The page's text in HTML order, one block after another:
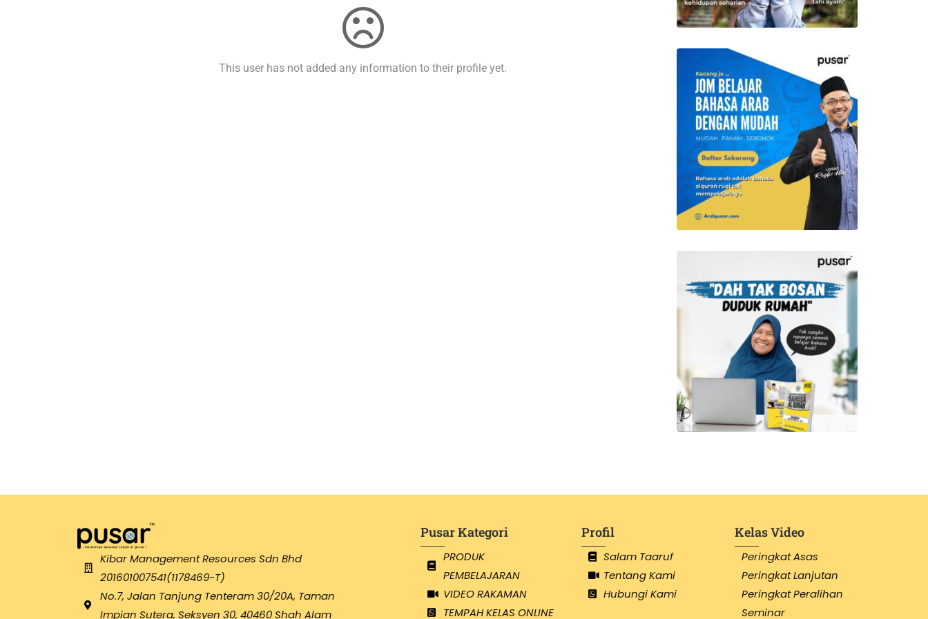
This user has not added any information to their profile yet.
Kibar Management Resources Sdn Bhd
201601007541(1178469-T)
No.7, Jalan Tanjung Tenteram 30/20A, Taman
Impian Sutera, Seksyen 30, 40460 Shah Alam
Pusar Kategori
PRODUK
PEMBELAJARAN
VIDEO RAKAMAN
TEMPAH KELAS ONLINE
Profil
Salam Taaruf
Tentang Kami
Hubungi Kami
Kelas Video
Peringkat Asas
Peringkat Lanjutan
Peringkat Peralihan
Seminar